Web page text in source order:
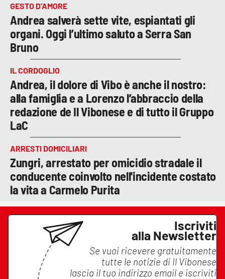
GESTO D’AMORE
Andrea salverà sette vite, espiantati gli
organi. Oggi l’ultimo saluto a Serra San
Bruno
IL CORDOGLIO
Andrea, il dolore di Vibo è anche il nostro:
alla famiglia e a Lorenzo l’abbraccio della
redazione de Il Vibonese e di tutto il Gruppo
LaC
ARRESTI DOMICILIARI
Zungri, arrestato per omicidio stradale il
conducente coinvolto nell'incidente costato
la vita a Carmelo Purita
Iscriviti
alla Newsletter
Se vuoi ricevere gratuitamente
tutte le notizie di Il Vibonese
lascia il tuo indirizzo email e iscriviti